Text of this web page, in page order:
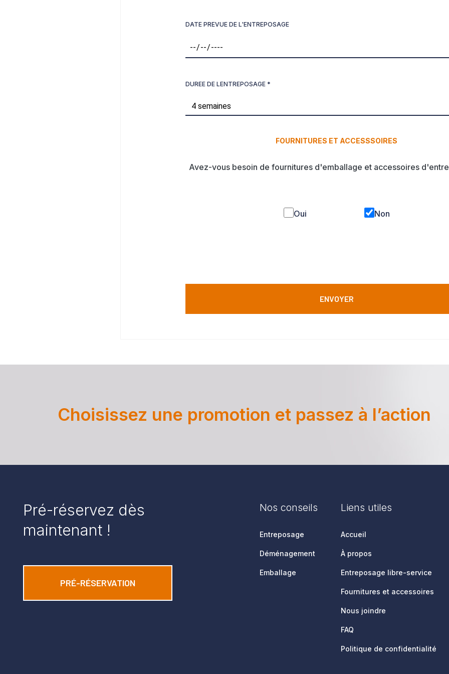
DATE PREVUE DE L'ENTREPOSAGE
DUREE DE LENTREPOSAGE *
FOURNITURES ET ACCESSSOIRES
Avez-vous besoin de fournitures d'emballage et accessoires
Oui Non
Choisissez une promotion et passez à l’action
Pré-réservez dès
maintenant !
PRÉ-RÉSERVATION
Nos conseils
Entreposage
Déménagement
Emballage
Liens utiles
Accueil
À propos
Entreposage libre-service
Fournitures et accessoires
Nous joindre
FAQ
Politique de confidentialité